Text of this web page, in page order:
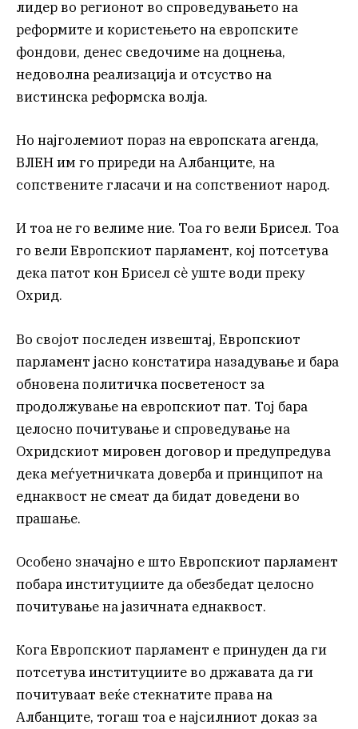
лидер во регионот во спроведувањето на
реформите и користењето на европските
фондови, денес сведочиме на доцнења,
недоволна реализација и отсуство на
вистинска реформска волја.
Но најголемиот пораз на европската агенда,
ВЛЕН им го приреди на Албанците, на
сопствените гласачи и на сопствениот народ.
И тоа не го велиме ние. Тоа го вели Брисел. Тоа
го вели Европскиот парламент, кој потсетува
дека патот кон Брисел сè уште води преку
Охрид.
Во својот последен извештај, Европскиот
парламент јасно констатира назадување и бара
обновена политичка посветеност за
продолжување на европскиот пат. Тој бара
целосно почитување и спроведување на
Охридскиот мировен договор и предупредува
дека меѓуетничката доверба и принципот на
еднаквост не смеат да бидат доведени во
прашање.
Особено значајно е што Европскиот парламент
побара институциите да обезбедат целосно
почитување на јазичната еднаквост.
Кога Европскиот парламент е принуден да ги
потсетува институциите во државата да ги
почитуваат веќе стекнатите права на
Албанците, тогаш тоа е најсилниот доказ за